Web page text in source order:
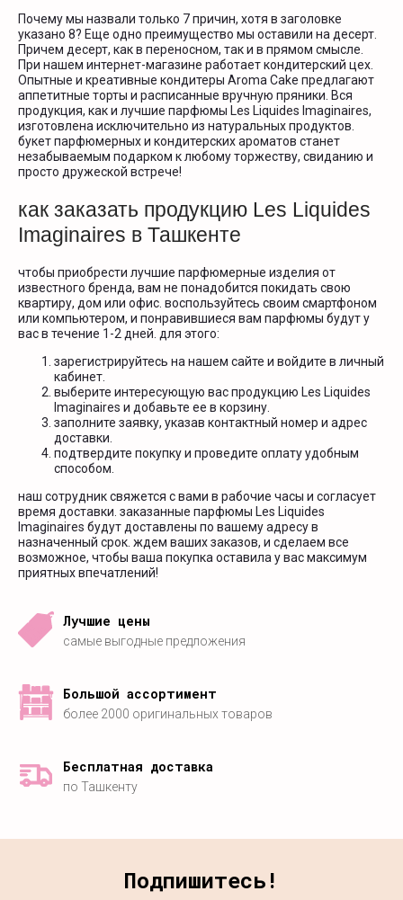
Почему мы назвали только 7 причин, хотя в заголовке
указано 8? Еще одно преимущество мы оставили на десерт.
Причем десерт, как в переносном, так и в прямом смысле.
При нашем интернет-магазине работает кондитерский цех.
Опытные и креативные кондитеры Aroma Cake предлагают
аппетитные торты и расписанные вручную пряники. Вся
продукция, как и лучшие парфюмы Les Liquides Imaginaires,
изготовлена исключительно из натуральных продуктов.
букет парфюмерных и кондитерских ароматов станет
незабываемым подарком к любому торжеству, свиданию и
просто дружеской встрече!
как заказать продукцию Les Liquides
Imaginaires в Ташкенте
чтобы приобрести лучшие парфюмерные изделия от
известного бренда, вам не понадобится покидать свою
квартиру, дом или офис. воспользуйтесь своим смартфоном
или компьютером, и понравившиеся вам парфюмы будут у
вас в течение 1-2 дней. для этого:
зарегистрируйтесь на нашем сайте и войдите в личный
кабинет.
выберите интересующую вас продукцию Les Liquides
Imaginaires и добавьте ее в корзину.
заполните заявку, указав контактный номер и адрес
доставки.
подтвердите покупку и проведите оплату удобным
способом.
наш сотрудник свяжется с вами в рабочие часы и согласует
время доставки. заказанные парфюмы Les Liquides
Imaginaires будут доставлены по вашему адресу в
назначенный срок. ждем ваших заказов, и сделаем все
возможное, чтобы ваша покупка оставила у вас максимум
приятных впечатлений!
Лучшие цены
самые выгодные предложения
Большой ассортимент
более 2000 оригинальных товаров
Бесплатная доставка
по Ташкенту
Подпишитесь!